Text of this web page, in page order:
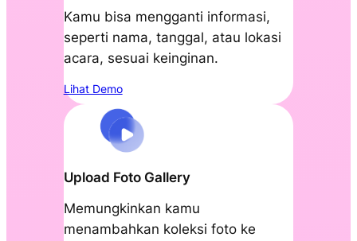
Kamu bisa mengganti informasi,
seperti nama, tanggal, atau lokasi
acara, sesuai keinginan.
Lihat Demo
Upload Foto Gallery
Memungkinkan kamu
menambahkan koleksi foto ke